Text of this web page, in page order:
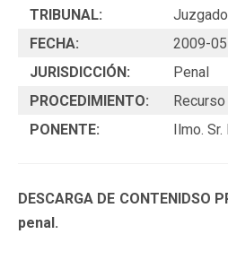
TRIBUNAL:
FECHA:
2009-
JURISDICCIÓN:
Penal
PROCEDIMIENTO:
PONENTE:
Ilmo.
DESCARGA DE CONTENIDSO
penal.